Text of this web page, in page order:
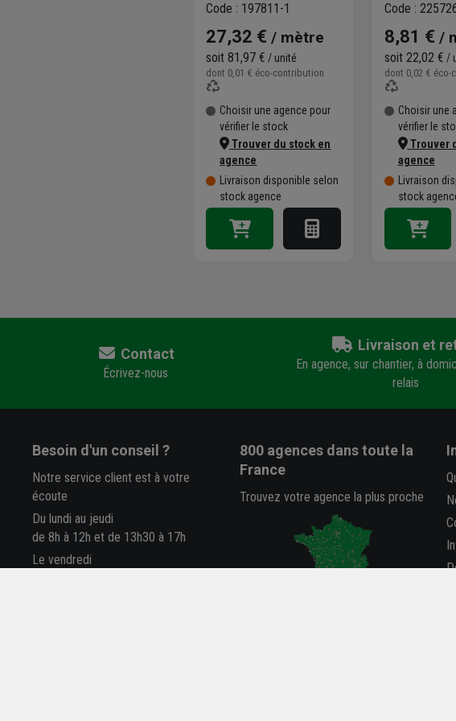
Code : 197811-1
27,32 € / mètre
soit81,97 € / unité
dont 0,01 € éco-contribution
Choisir une agence pour
vérifier le stock
Trouver du stock en
agence
Livraison disponible selon
stock agence
Code :
8,81 € /
soit 22,02 € /
dont 0,02 € éco-
Choisir une
vérifier le
Trouver
agence
Livraison
stock
Contact
Écrivez-nous
Livraison et
En agence, sur chantier, à
relais
Besoin d'un conseil ?
Notre service client est à votre
écoute
Du lundi au jeudi
de 8h à 12h et de 13h30 à 17h
Le vendredi
800 agencesdans toute la
France
Trouvez votre agence la plus proche